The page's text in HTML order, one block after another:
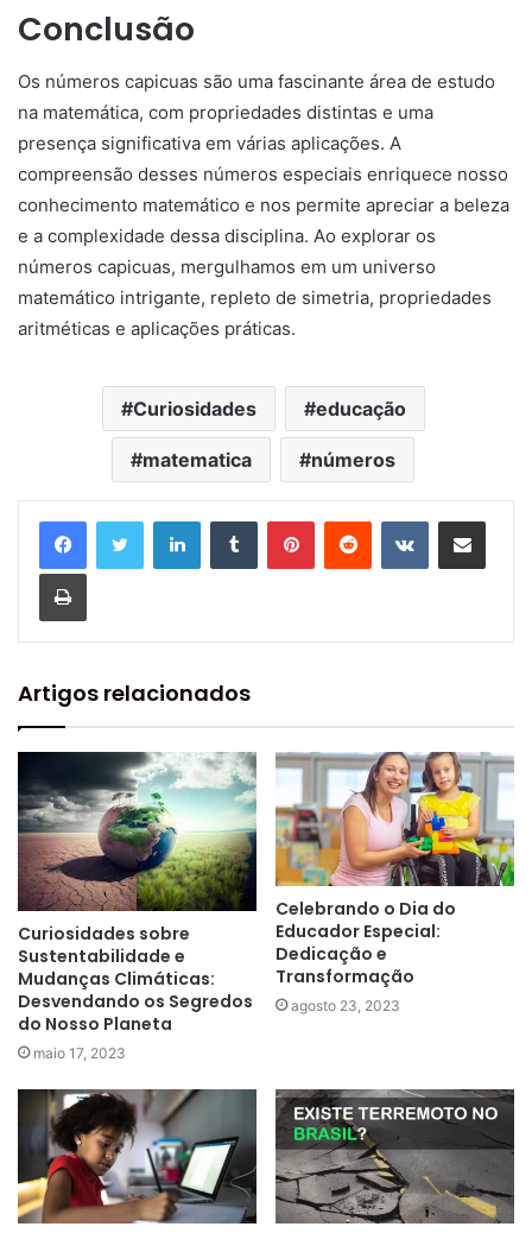
Conclusão
Os números capicuas são uma fascinante área de estudo
na matemática, com propriedades distintas e uma
presença significativa em várias aplicações. A
compreensão desses números especiais enriquece nosso
conhecimento matemático e nos permite apreciar a beleza
e a complexidade dessa disciplina. Ao explorar os
números capicuas, mergulhamos em um universo
matemático intrigante, repleto de simetria, propriedades
aritméticas e aplicações práticas.
Curiosidades educação
matematica números
Artigos relacionados
Curiosidades sobre
Sustentabilidade e
Mudanças Climáticas:
Desvendando os Segredos
do Nosso Planeta
maio 17, 2023
Celebrando o Dia do
Educador Especial:
Dedicação e
Transformação
agosto 23, 2023